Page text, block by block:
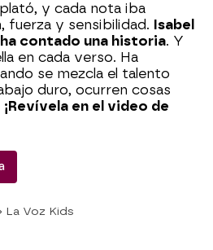
y cada nota iba
fuerza y sensibilidad. Isabel
ha contado una historia. Y
en cada verso. Ha
se mezcla el talento
duro, ocurren cosas
¡Revívela en el video de
La Voz Kids